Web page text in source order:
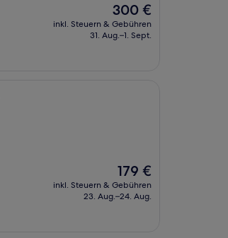
Der
Preis
beträgt
300 €
inkl. Steuern & Gebühren
31. Aug.–1. Sept.
Der
Preis
beträgt
179 €
inkl. Steuern & Gebühren
23. Aug.–24. Aug.